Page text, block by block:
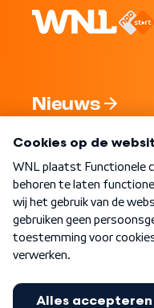
Nieuws
Nieuwsbrief
Word Lid